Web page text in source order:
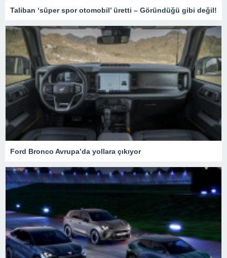
Taliban ‘süper spor otomobil’ üretti – Göründüğü gibi değil!
Ford Bronco Avrupa’da yollara çıkıyor